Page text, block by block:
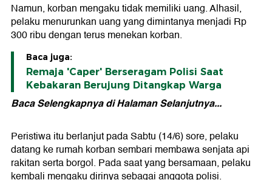
Namun, korban mengaku tidak memiliki uang. Alhasil,
pelaku menurunkan uang yang dimintanya menjadi Rp
300 ribu dengan terus menekan korban.
Baca juga:
Remaja 'Caper' Berseragam Polisi Saat
Kebakaran Berujung Ditangkap Warga
Baca Selengkapnya di Halaman Selanjutnya...
Peristiwa itu berlanjut pada Sabtu (14/6) sore, pelaku
datang ke rumah korban sembari membawa senjata api
rakitan serta borgol. Pada saat yang bersamaan, pelaku
kembali mengaku dirinya sebagai anggota polisi.